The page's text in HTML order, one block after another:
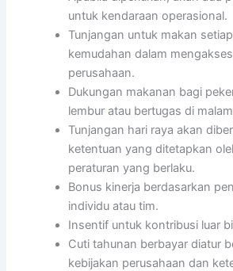
untuk kendaraan operasional.
Tunjangan untuk makan
kemudahan dalam
perusahaan.
Dukungan makanan bagi
lembur atau bertugas di
Tunjangan hari raya akan
ketentuan yang ditetapkan
peraturan yang berlaku.
Bonus kinerja berdasarkan
individu atau tim.
Insentif untuk kontribusi luar
Cuti tahunan berbayar diatur
kebijakan perusahaan dan